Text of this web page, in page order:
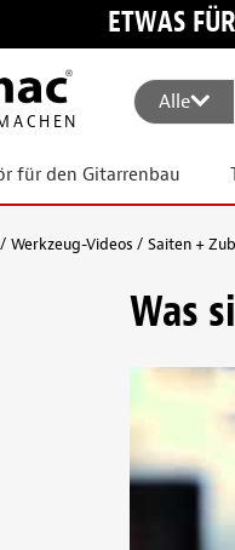
ETWAS
Alle
für den Gitarrenbau
Werkzeug-Videos Saiten +
Was